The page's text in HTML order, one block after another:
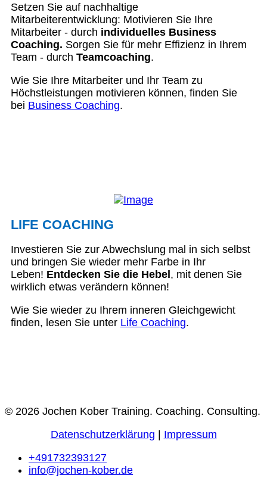
Setzen Sie auf nachhaltige
Mitarbeiterentwicklung: Motivieren Sie Ihre
Mitarbeiter - durch individuelles Business
Coaching. Sorgen Sie für mehr Effizienz in Ihrem
Team - durch Teamcoaching.
Wie Sie Ihre Mitarbeiter und Ihr Team zu
Höchstleistungen motivieren können, finden Sie
bei Business Coaching.
LIFE COACHING
Investieren Sie zur Abwechslung mal in sich selbst
und bringen Sie wieder mehr Farbe in Ihr
Leben! Entdecken Sie die Hebel , mit denen Sie
wirklich etwas verändern können!
Wie Sie wieder zu Ihrem inneren Gleichgewicht
finden, lesen Sie unter Life Coaching.
© 2026 Jochen Kober Training. Coaching. Consulting.
Datenschutzerklärung
Impressum
+491732393127
info@jochen-kober.de